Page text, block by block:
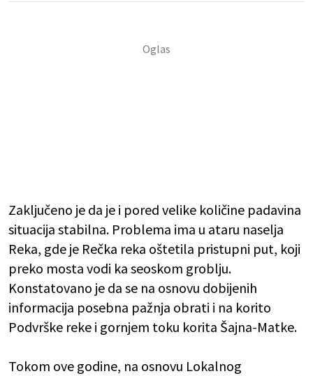
Zaključeno je da je i pored velike količine padavina
situacija stabilna. Problema ima u ataru naselja
Reka, gde je Rečka reka oštetila pristupni put, koji
preko mosta vodi ka seoskom groblju.
Konstatovano je da se na osnovu dobijenih
informacija posebna pažnja obrati i na korito
Podvrške reke i gornjem toku korita Šajna-Matke.
Tokom ove godine, na osnovu Lokalnog